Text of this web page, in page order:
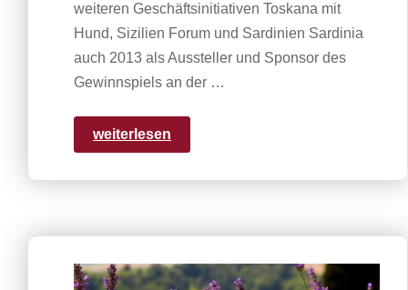
weiteren Geschäftsinitiativen Toskana mit
Hund, Sizilien Forum und Sardinien Sardinia
auch 2013 als Aussteller und Sponsor des
Gewinnspiels an der …
weiterlesen